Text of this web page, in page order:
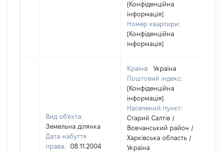
[Конфіденційна
інформація]
Номер квартири:
[Конфіденційна
інформація]
Вид об'єкта:
Земельна ділянка
Дата набуття
права:
08.11.2004
Країна:
Україна
Поштовий індекс:
[Конфіденційна
інформація]
Населений пункт:
Старий Салтів /
Вовчанський район /
Харківська область /
Україна